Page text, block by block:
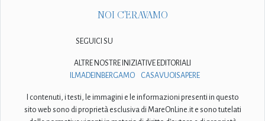
NOI C'ERAVAMO
SEGUICI SU
ALTRE NOSTRE INIZIATIVE EDITORIALI
ILMADEINBERGAMO
CASAVUOISAPERE
I contenuti, i testi, le immagini e le informazioni presenti in questo
sito web sono di proprietà esclusiva di MareOnLine.it e sono tutelati